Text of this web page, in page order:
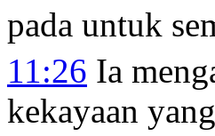
pada untuk
11:26 Ia
kekayaan